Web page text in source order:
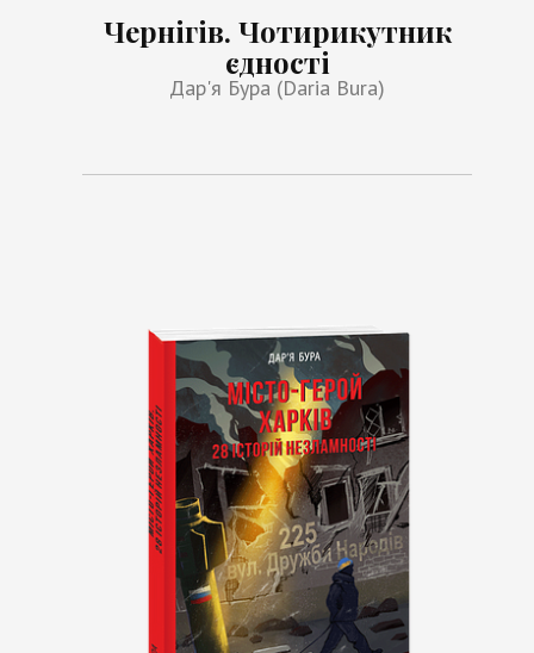
Чернігів. Чотирикутник
єдності
Дар'я Бура (Daria Bura)